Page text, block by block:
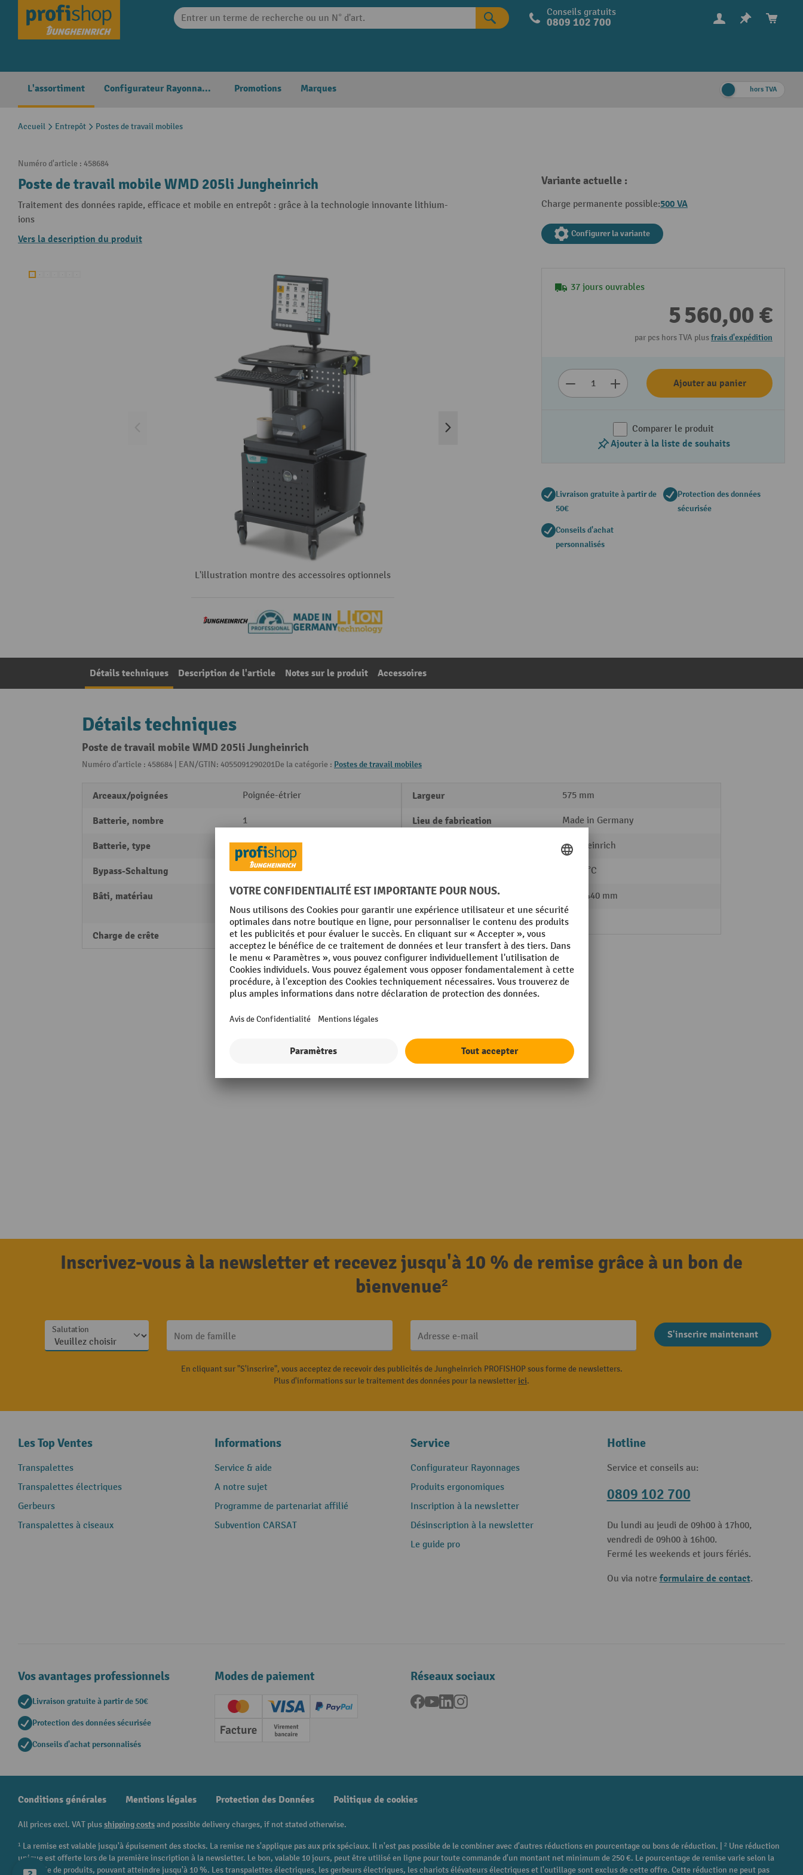
Skip to main navigation Conseils gratuits
0809 102 700
L'assortiment Configurateur Rayonnages Promotions Marques hors TVA
Accueil Entrepôt Postes de travail mobiles
Numéro d'article : 458684
Poste de travail mobile WMD 205li Jungheinrich
Traitement des données rapide, efficace et mobile en entrepôt : grâce à la technologie innovante lithium-
ions
Vers la description du produit
L'illustration montre des accessoires optionnels
Variante actuelle :
Charge permanente possible:500 VA
Configurer la variante
37 jours ouvrables
5 560,00 €
par pcs hors TVA plusfrais d'expédition
Ajouter au panier
Comparer le produit
Ajouter à la liste de souhaits
Livraison gratuite à partir de
50€
Protection des données
sécurisée
Conseils d'achat
personnalisés
Détails techniques Description de l'article Notes sur le produit Accessoires
Détails techniques
Poste de travail mobile WMD 205li Jungheinrich
Numéro d'article : 458684 | EAN/GTIN: 4055091290201De la catégorie : Postes de travail mobiles
Arceaux/poignées Poignée-étrier
Batterie, nombre 1
Batterie, type batterie lithium-ion 12,8 V/90 Ah
Bypass-Schaltung oui
Bâti, matériau
Aluminium
Tôle
Charge de crête 1000 W
Largeur 575 mm
Lieu de fabrication Made in Germany
Jungheinrich
0 - 40 °C
Plateau de table, lxP 519 x 440 mm
Poids propre 69 kg
Afficher tous les détails techniques
Inscrivez-vous à la newsletter et recevez jusqu'à 10 % de remise grâce à un bon de
bienvenue²
Salutation
Nom de famille Adresse e-mail S'inscrire maintenant
En cliquant sur "S'inscrire", vous acceptez de recevoir des publicités de Jungheinrich PROFISHOP sous forme de newsletters.
Plus d'informations sur le traitement des données pour la newsletterici.
Les Top Ventes
Transpalettes
Transpalettes électriques
Gerbeurs
Transpalettes à ciseaux
Informations
Service & aide
A notre sujet
Programme de partenariat affilié
Subvention CARSAT
Service
Configurateur Rayonnages
Produits ergonomiques
Inscription à la newsletter
Désinscription à la newsletter
Le guide pro
Hotline
Service et conseils au:
0809 102 700
Du lundi au jeudi de 09h00 à 17h00,
vendredi de 09h00 à 16h00.
Fermé les weekends et jours fériés.
Ou via notre formulaire de contact.
Vos avantages professionnels
Livraison gratuite à partir de 50€
Protection des données sécurisée
Conseils d'achat personnalisés
Modes de paiement
Creditcard (Master)Creditcard (Visa)
PayPal
Facture Paiement anticipé
Réseaux sociaux
Facebook
YouTubeLinkedInInstagram
Conditions générales Mentions légales Protection des Données Politique de cookies
All prices excl. VAT plusshipping costsand possible delivery charges, if not stated otherwise.
¹ La remise est valable jusqu'à épuisement des stocks. La remise ne s'applique pas aux prix spéciaux. Il n'est pas possible de le combiner avec d'autres réductions en pourcentage ou bons de réduction. | ² Une réduction
unique est offerte lors de la première inscription à la newsletter. Le bon, valable 10 jours, peut être utilisé en ligne pour toute commande d'un montant net minimum de 250 €. Le pourcentage de remise varie selon la
catégorie de produits, pouvant atteindre jusqu'à 10 %. Les transpalettes électriques, les gerbeurs électriques, les chariots élévateurs électriques et l'outillage sont exclus de cette offre. Cette réduction ne peut pas